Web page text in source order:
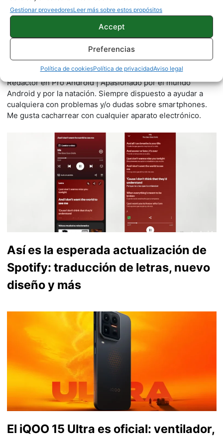
Gestionar proveedoresLeer más sobre estos propósitos
Accept
Preferencias
Política de cookiesPolítica de privacidadAviso legal
Juanjo Segura
2542 artículos publicados en ProAndroid desde 2020.
Redactor en Pro Android | Apasionado por el mundo
Android y por la natación. Siempre dispuesto a ayudar a
cualquiera con problemas y/o dudas sobre smartphones.
Me gusta cacharrear con cualquier aparato electrónico.
Así es la esperada actualización de
Spotify: traducción de letras, nuevo
diseño y más
El iQOO 15 Ultra es oficial: ventilador,